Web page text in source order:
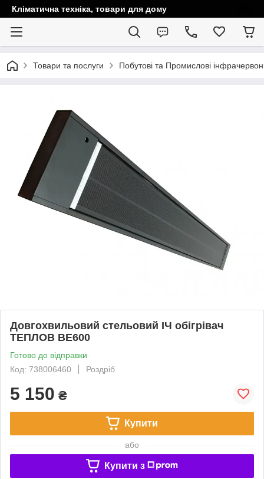
Кліматична техніка, товари для дому
Товари та послуги Побутові та Промислові інфрачервоні
Довгохвильовий стельовий ІЧ обігрівач
ТЕПЛОВ BE600
Готово до відправки
Код: 738006460
Роздріб
5 150 ₴
Купити
або
Купити з